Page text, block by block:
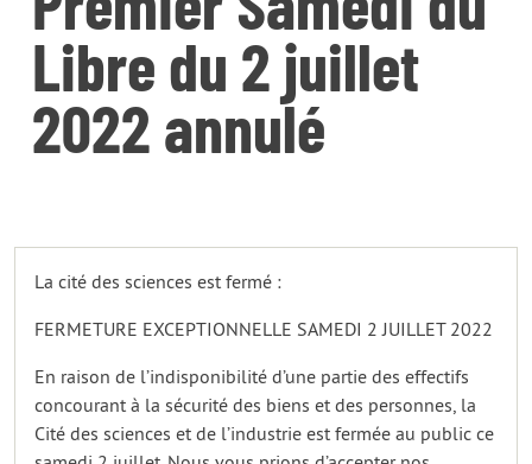
Libre du 2 juillet
2022 annulé
La cité des sciences est fermé :
FERMETURE EXCEPTIONNELLE SAMEDI 2 JUILLET 2022
En raison de l’indisponibilité d’une partie des effectifs
concourant à la sécurité des biens et des personnes, la
Cité des sciences et de l’industrie est fermée au public ce